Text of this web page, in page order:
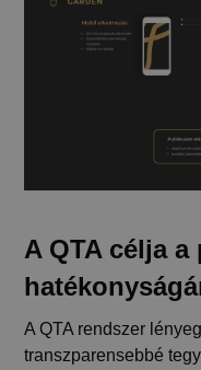
A QTA célja
A QTA rendszer
transzparensebbé